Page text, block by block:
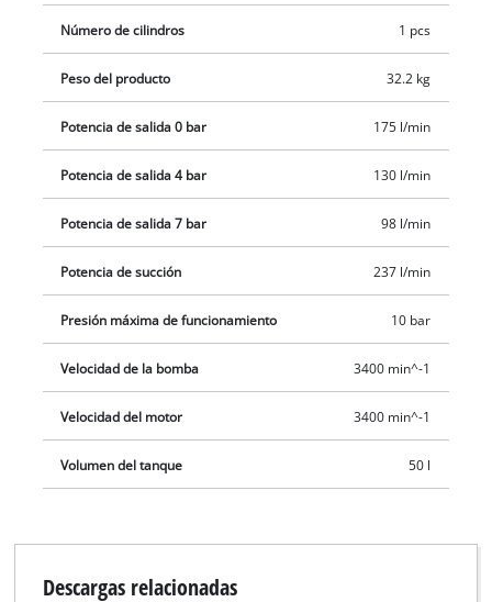
hay disponible también un manómetro y un acoplamiento
rápido. El práctico tornillo de drenaje para la purga del
condensado permite un mantenimiento conveniente. La
válvula de retención y la válvula de seguridad garantizan el
funcionamiento seguro del TE-AC 270/50/10, mientras que las
de 10 años contra la corrosión.
Número de cilindros 1 pcs
Peso del producto 32.2 kg
Potencia de salida 0 bar 175 l/min
Potencia de salida 4 bar 130 l/min
Potencia de salida 7 bar 98 l/min
Potencia de succión 237 l/min
Presión máxima de funcionamiento 10 bar
Velocidad de la bomba 3400 min^-1
Velocidad del motor 3400 min^-1
Volumen del tanque 50 l
Descargas relacionadas